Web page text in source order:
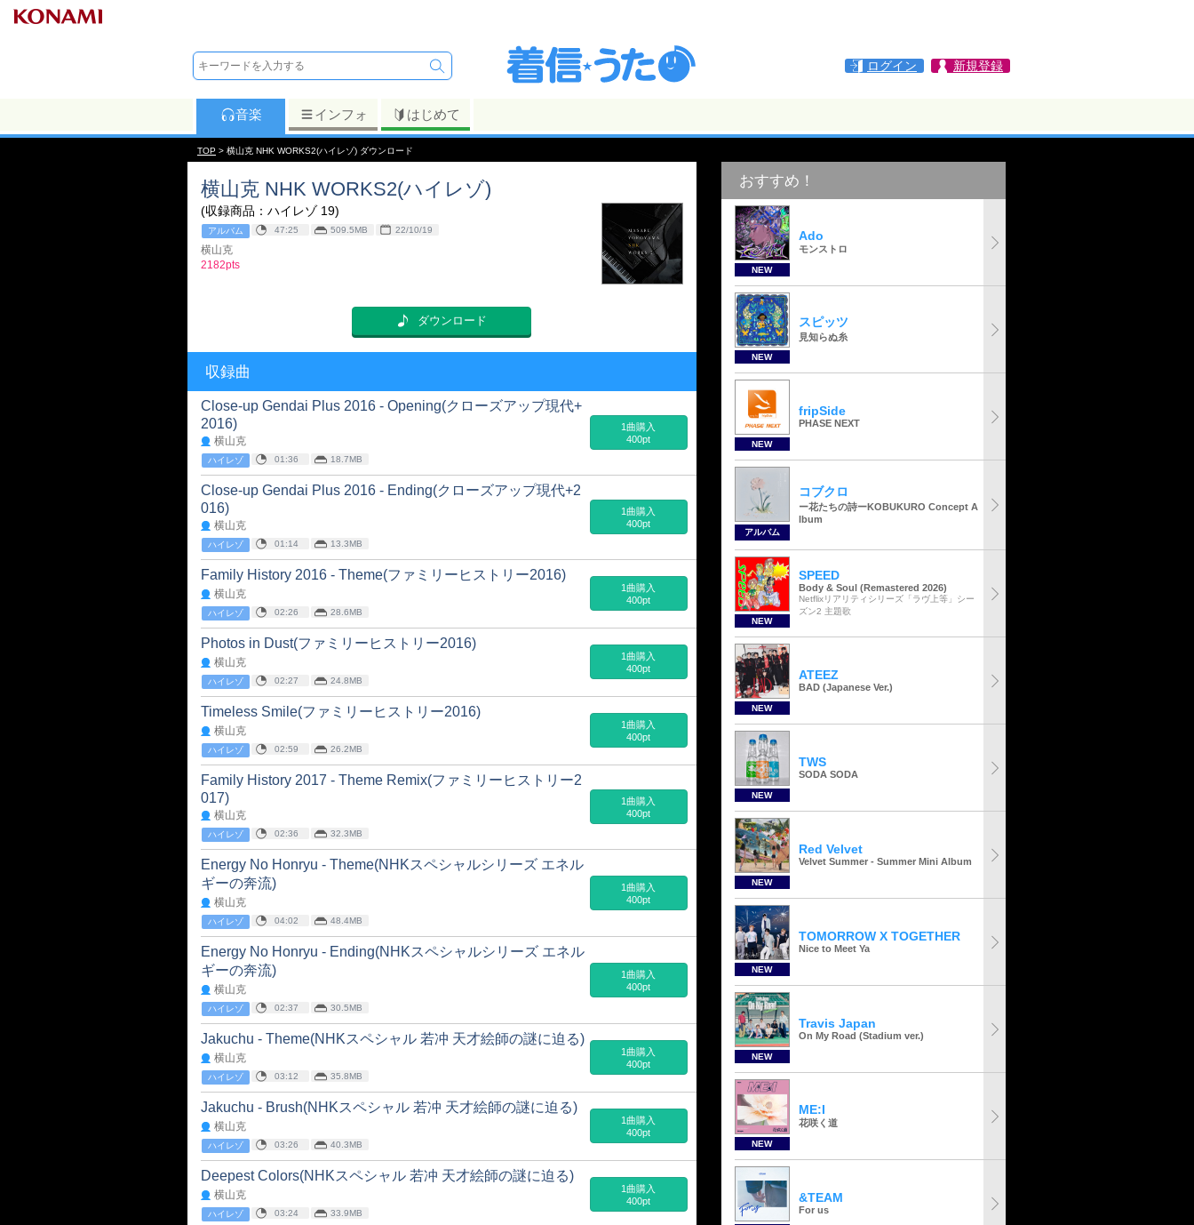
ログイン 新規登録
音楽 インフォ はじめて
TOP > 横山克 NHK WORKS2(ハイレゾ) ダウンロード
横山克 NHK WORKS2(ハイレゾ)
(収録商品：ハイレゾ 19)
アルバム 47:25 509.5MB 22/10/19
横山克
2182pts
ダウンロード
収録曲
Close-up Gendai Plus 2016 - Opening(クローズアップ現代+
2016)
横山克
ハイレゾ 01:36 18.7MB
1曲購入
400pt
Close-up Gendai Plus 2016 - Ending(クローズアップ現代+2
016)
横山克
ハイレゾ 01:14 13.3MB
1曲購入
400pt
Family History 2016 - Theme(ファミリーヒストリー2016)
横山克
ハイレゾ 02:26 28.6MB
1曲購入
400pt
Photos in Dust(ファミリーヒストリー2016)
横山克
ハイレゾ 02:27 24.8MB
1曲購入
400pt
Timeless Smile(ファミリーヒストリー2016)
横山克
ハイレゾ 02:59 26.2MB
1曲購入
400pt
Family History 2017 - Theme Remix(ファミリーヒストリー2
017)
横山克
ハイレゾ 02:36 32.3MB
1曲購入
400pt
Energy No Honryu - Theme(NHKスペシャルシリーズ エネル
ギーの奔流)
横山克
ハイレゾ 04:02 48.4MB
1曲購入
400pt
Energy No Honryu - Ending(NHKスペシャルシリーズ エネル
ギーの奔流)
横山克
ハイレゾ 02:37 30.5MB
1曲購入
400pt
Jakuchu - Theme(NHKスペシャル 若冲 天才絵師の謎に迫る)
横山克
ハイレゾ 03:12 35.8MB
1曲購入
400pt
Jakuchu - Brush(NHKスペシャル 若冲 天才絵師の謎に迫る)
横山克
ハイレゾ 03:26 40.3MB
1曲購入
400pt
Deepest Colors(NHKスペシャル 若冲 天才絵師の謎に迫る)
横山克
ハイレゾ 03:24 33.9MB
1曲購入
400pt
おすすめ！
NEW
Ado
モンストロ
NEW
スピッツ
見知らぬ糸
NEW
fripSide
PHASE NEXT
アルバム
コブクロ
ー花たちの詩ーKOBUKURO Concept A
lbum
NEW
SPEED
Body & Soul (Remastered 2026)
Netflixリアリティシリーズ「ラヴ上等」シー
ズン2 主題歌
NEW
ATEEZ
BAD (Japanese Ver.)
NEW
TWS
SODA SODA
NEW
Red Velvet
Velvet Summer - Summer Mini Album
NEW
TOMORROW X TOGETHER
Nice to Meet Ya
NEW
Travis Japan
On My Road (Stadium ver.)
NEW
ME:I
花咲く道
&TEAM
For us